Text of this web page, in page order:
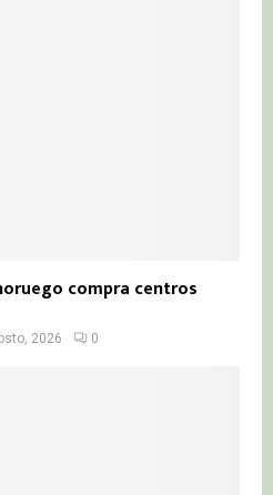
compra centros
2026 0